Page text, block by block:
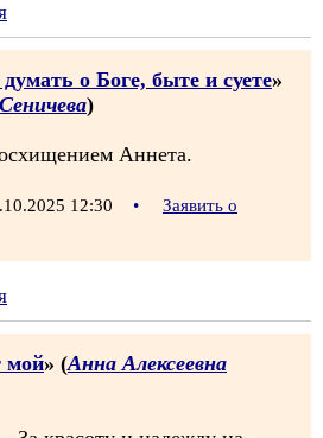
о Боге, быте и суете»
)
Аннета.
12:30 •
Заявить о
мой» (Анна Алексеевна